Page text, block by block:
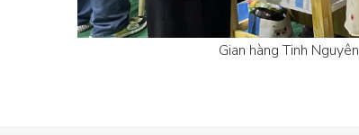
Gian hàng Tinh